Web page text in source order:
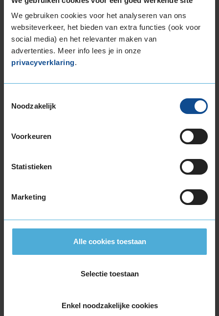
We gebruiken cookies voor het analyseren van ons
websiteverkeer, het bieden van extra functies (ook voor
social media) en het relevanter maken van
advertenties. Meer info lees je in onze
privacyverklaring.
Noodzakelijk
Voorkeuren
Statistieken
Marketing
Alle cookies toestaan
Selectie toestaan
Enkel noodzakelijke cookies
255/40R18 99W EXTRALOAD
255/45R18 103Y EXTRALOAD
255/45R18 99Y
255/55R18 109Y EXTRALOAD
265/35R18 97Y EXTRALOAD
225/35R19 88Y EXTRALOAD
225/40R19 93Y EXTRALOAD
225/40R19 93Y EXTRALOAD
225/45R19 96W EXTRALOAD
235/35R19 91Y EXTRALOAD
235/40R19 92T EXTRALOAD
235/40R19 96W EXTRALOAD
235/40R19 96W EXTRALOAD
235/40R19 96Y EXTRALOAD
235/40R19 96Y EXTRALOAD